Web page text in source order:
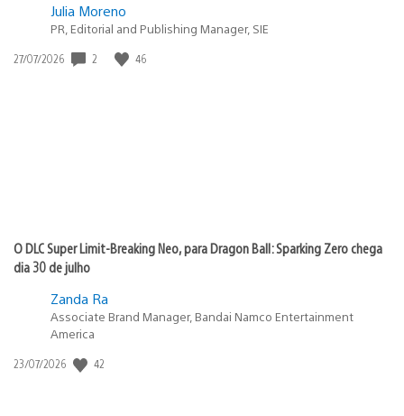
Julia Moreno
PR, Editorial and Publishing Manager, SIE
Data
27/07/2026 2 46
O DLC Super Limit-Breaking Neo, para Dragon Ball: Sparking Zero chega
dia 30 de julho
Zanda Ra
Associate Brand Manager, Bandai Namco Entertainment
America
Data
23/07/2026 42